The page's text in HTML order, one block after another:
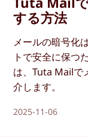
する方法
メールの暗号化
トで安全に保つ
は、Tuta Mailで
介します。
2025-11-06